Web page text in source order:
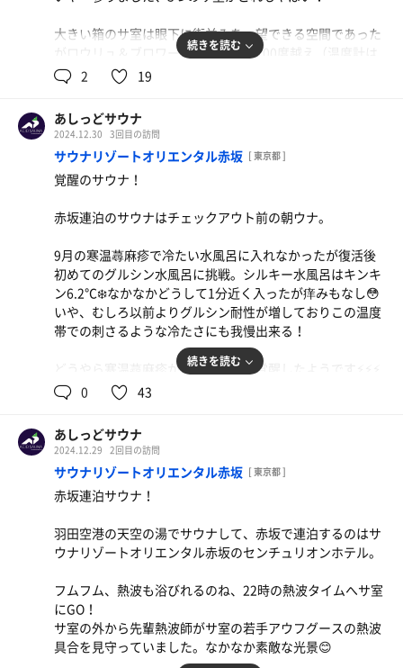
大きい箱のサ室は眼下に街並みを一望できる空間であった
がロウリュ＆ブロワーで体感温度は100度越え（温度計は
80度強くらい）現実世界のエッジが効いたサウナ。
それに対して蒸しサウナ室はスチーム凄くて何も見えない
&超高温の空間！幻のようであるが火傷するくらいの熱さ
を味わうことでその「サウナ」を感じる「無」のようであ
り「有」のようでもあるサ室。
フィンランドサウナをより感じる佇まい。
仮観・空観・中観を想起させるようなサウナ施設。
休憩は自分と外の境界が曖昧になるくらいととのいまし
た。
これが悟りですかねえ😅
サウナ:8分×2、蒸1分
水風呂:1分×3
合計3セット
続きを読む
2 19
あしっどサウナ
2024.12.30 3回目の訪問
サウナリゾートオリエンタル赤坂 [ 東京都 ]
覚醒のサウナ！
赤坂連泊のサウナはチェックアウト前の朝ウナ。
9月の寒温蕁麻疹で冷たい水風呂に入れなかったが復活後
初めてのグルシン水風呂に挑戦。シルキー水風呂はキンキ
ン6.2℃❄️なかなかどうして1分近く入ったが痒みもなし😳
いや、むしろ以前よりグルシン耐性が増しておりこの温度
帯での刺さるような冷たさにも我慢出来る！
どうやら寒温蕁麻疹から復活したら覚醒したようです⚡️⚡️⚡️
スーパーサウナ人モードに突入した忘れがたい朝ウナ！
サウナ:8分×2
水風呂:0.5分、1分
休憩:8分×2
合計2セット
続きを読む
0 43
あしっどサウナ
2024.12.29 2回目の訪問
サウナリゾートオリエンタル赤坂 [ 東京都 ]
赤坂連泊サウナ！
羽田空港の天空の湯でサウナして、赤坂で連泊するのはサ
ウナリゾートオリエンタル赤坂のセンチュリオンホテル。
フムフム、熱波も浴びれるのね、22時の熱波タイムへサ室
にGO！
サ室の外から先輩熱波師がサ室の若手アウフグースの熱波
具合を見守っていました。なかなか素敵な光景😊